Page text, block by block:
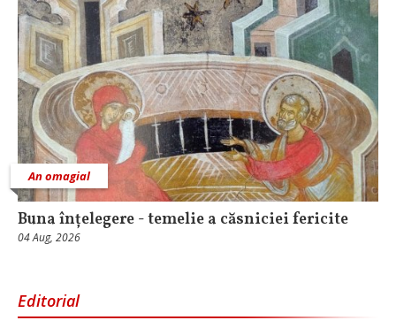
An omagial
Buna înțelegere - temelie a căsniciei fericite
04 Aug, 2026
Editorial